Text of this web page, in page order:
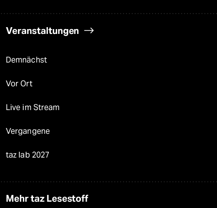
Veranstaltungen
Demnächst
Vor Ort
Live im Stream
Vergangene
taz lab 2027
Mehr taz Lesestoff